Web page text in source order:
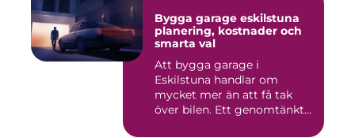
Bygga garage eskilstuna
planering, kostnader och
smarta val
Att bygga garage i
Eskilstuna handlar om
mycket mer än att få tak
över bilen. Ett genomtänkt